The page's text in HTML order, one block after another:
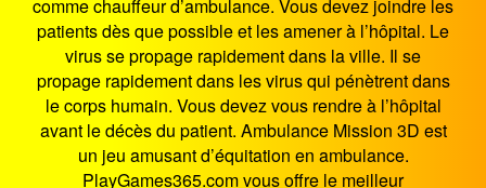
comme chauffeur d’ambulance. Vous devez joindre les
patients dès que possible et les amener à l’hôpital. Le
virus se propage rapidement dans la ville. Il se
propage rapidement dans les virus qui pénètrent dans
le corps humain. Vous devez vous rendre à l’hôpital
avant le décès du patient. Ambulance Mission 3D est
un jeu amusant d’équitation en ambulance.
PlayGames365.com vous offre le meilleur